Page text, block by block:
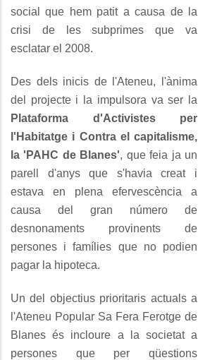
social que hem patit a causa de la
crisi de les subprimes que va
esclatar el 2008.
Des dels inicis de l'Ateneu, l'ànima
del projecte i la impulsora va ser la
Plataforma d'Activistes per
l'Habitatge i Contra el capitalisme,
la 'PAHC de Blanes', que feia ja un
parell d'anys que s'havia creat i
estava en plena efervescència a
causa del gran número de
desnonaments provinents de
persones i famílies que no podien
pagar la hipoteca.
Un del objectius prioritaris actuals a
l'Ateneu Popular Sa Fera Ferotge de
Blanes és incloure a la societat a
persones que per qüestions